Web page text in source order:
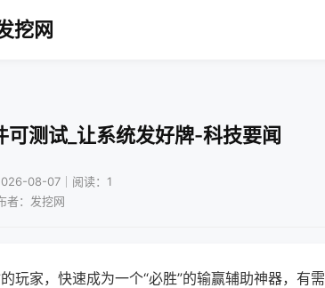
挖网
测试_让系统发好牌-科技要闻
08-07｜阅读：1
者：发挖网
玩家，快速成为一个“必胜”的输赢辅助神器，有需